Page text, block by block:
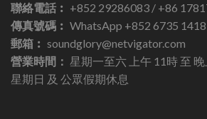
聯絡電話︰ +852 29286083 / +86
傳真號碼︰ WhatsApp +852 6735 1418
郵箱︰ soundglory@netvigator.com
營業時間： 星期一至六 上午 11時 至
星期日 及 公眾假期休息